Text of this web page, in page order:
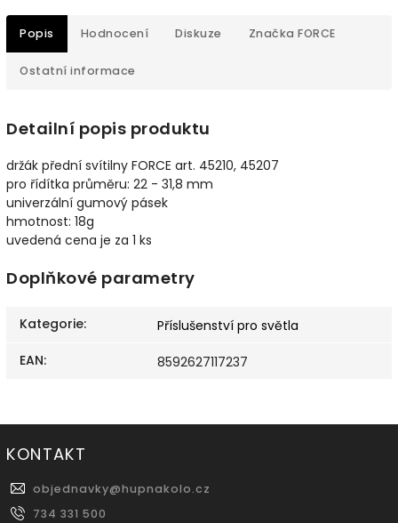
Popis Hodnocení Diskuze Značka FORCE
Ostatní informace
Detailní popis produktu
držák přední svítilny FORCE art. 45210, 45207
pro řídítka průměru: 22 - 31,8 mm
univerzální gumový pásek
hmotnost: 18g
uvedená cena je za 1 ks
Doplňkové parametry
Kategorie:
Příslušenství pro světla
EAN: 8592627117237
KONTAKT
objednavky@hupnakolo.cz
734 331 500